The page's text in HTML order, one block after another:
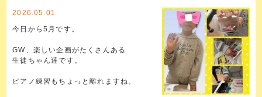
2026.05.01
今日から5月です。
GW、楽しい企画がたくさんある
生徒ちゃん達です。
ピアノ練習もちょっと離れますね。